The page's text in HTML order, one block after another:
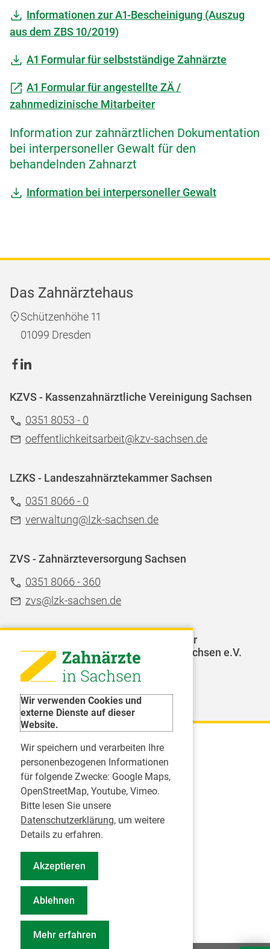
Wir verwenden Cookies und
externe Dienste auf dieser
Website.
Wir speichern und verarbeiten Ihre
personenbezogenen Informationen
für folgende Zwecke: Google Maps,
OpenStreetMap, Youtube, Vimeo.
Bitte lesen Sie unsere
Datenschutzerklärung, um weitere
Details zu erfahren.
Akzeptieren
Ablehnen
Mehr erfahren
Informationen zur A1-Bescheinigung (Auszug
aus dem ZBS 10/2019)
A1 Formular für selbstständige Zahnärzte
A1 Formular für angestellte ZÄ /
zahnmedizinische Mitarbeiter
Information zur zahnärztlichen Dokumentation
bei interpersoneller Gewalt für den
behandelnden Zahnarzt
Information bei interpersoneller Gewalt
Das Zahnärztehaus
Schützenhöhe 11
01099 Dresden
KZVS - Kassenzahnärztliche Vereinigung Sachsen
0351 8053 - 0
oeffentlichkeitsarbeit@kzv-sachsen.de
LZKS - Landeszahnärztekammer Sachsen
0351 8066 - 0
verwaltung@Izk-sachsen.de
ZVS - Zahnärzteversorgung Sachsen
0351 8066 - 360
zvs@lzk-sachsen.de
LAGZ - Landesarbeitsgemeinschaft für
Jugendzahnpflege des Freistaates Sachsen e.V.
Karriere
Inserate
Praktikum in einer Zahnarztpraxis
Jobs im Zahnärztehaus
Presse
Pressemitteilungen